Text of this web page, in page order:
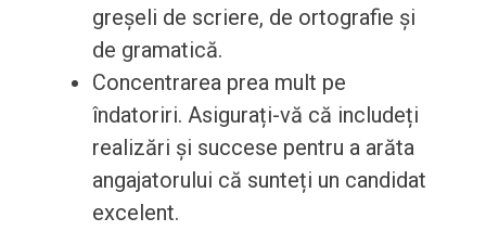
greșeli de scriere, de ortografie și
de gramatică.
Concentrarea prea mult pe
îndatoriri. Asigurați-vă că includeți
realizări și succese pentru a arăta
angajatorului că sunteți un candidat
excelent.